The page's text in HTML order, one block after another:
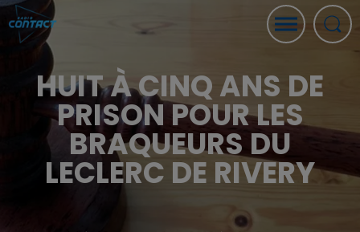
HUIT À CINQ ANS DE
PRISON POUR LES
BRAQUEURS DU
LECLERC DE RIVERY